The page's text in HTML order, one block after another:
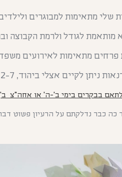
מתאימות למבוגרים ולילדים מגיל
מותאמת לגודל ולרמת הקבוצה
מתאימות לאירועים
אצלי ביהוד, 2-7 משתתפים ולכמות גדולה יותר של משתתפים אשמח להגיע אליכם.
לתאם בבקרים בימי ב'-ה' או אחה"צ
נדלקתם על הרעיון פשוט דברו איתי